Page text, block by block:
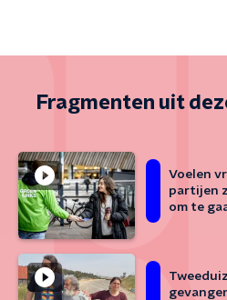
Fragmenten uit
Voelen
partijen
om te